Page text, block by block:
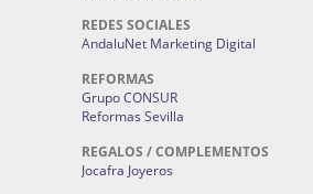
REDES SOCIALES
AndaluNet Marketing Digital
REFORMAS
Grupo CONSUR
Reformas Sevilla
REGALOS / COMPLEMENTOS
Jocafra Joyeros